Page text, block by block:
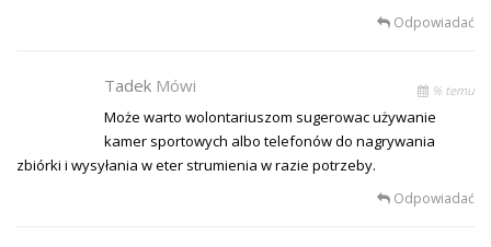
Odpowiadać
Tadek Mówi % temu
Może warto wolontariuszom sugerowac używanie
kamer sportowych albo telefonów do nagrywania
zbiórki i wysyłania w eter strumienia w razie potrzeby.
Odpowiadać